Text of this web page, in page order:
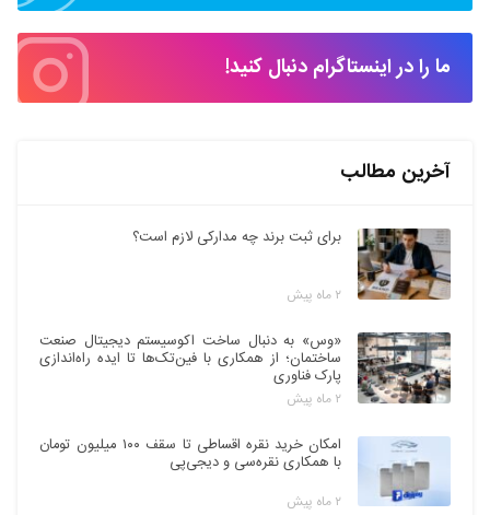
ما را در اینستاگرام دنبال کنید!
آخرین مطالب
برای ثبت برند چه مدارکی لازم است؟
۲ ماه پیش
«وس» به دنبال ساخت اکوسیستم دیجیتال صنعت
ساختمان؛ از همکاری با فین‌تک‌ها تا ایده راه‌اندازی
پارک فناوری
۲ ماه پیش
امکان خرید نقره اقساطی تا سقف ۱۰۰ میلیون تومان
با همکاری نقره‌سی و دیجی‌پی
۲ ماه پیش